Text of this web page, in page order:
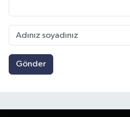
Gönder